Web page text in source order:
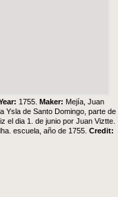
1755.Maker: Mejía, Juan
Ysla de Santo Domingo, parte de
el dia 1. de junio por Juan Viztte.
escuela, año de 1755.Credit: